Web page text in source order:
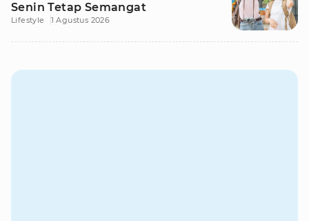
Senin Tetap Semangat
Lifestyle 1 Agustus 2026